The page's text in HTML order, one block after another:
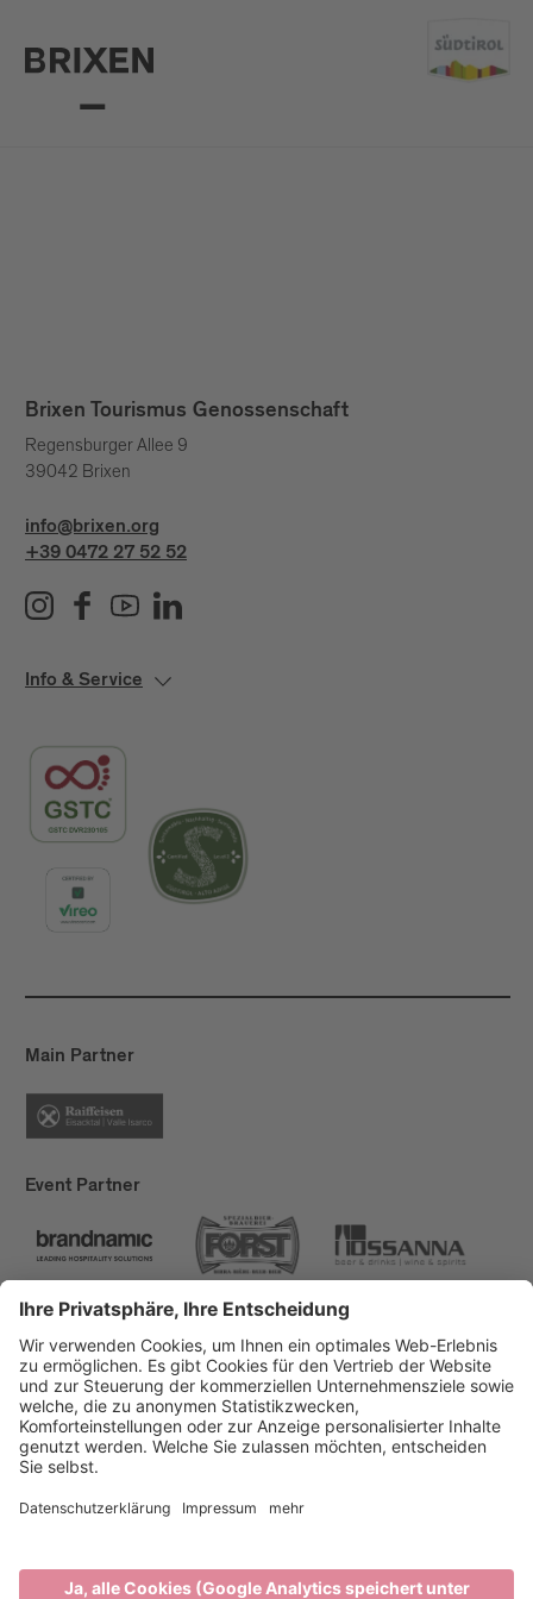
Brixen Tourismus Genossenschaft
Regensburger Allee 9
39042 Brixen
info@brixen.org
+39 0472 27 52 52
Info & Service
Main Partner
Event Partner
Brixen Tourismus
Privacy
Impressum
Förderungen
produced by